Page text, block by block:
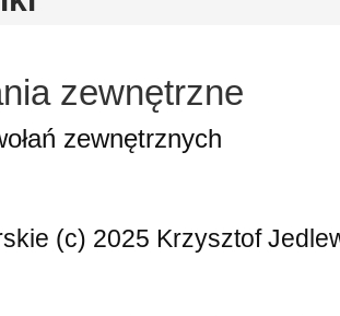
zewnętrzne
zewnętrznych
(c) 2025 Krzysztof